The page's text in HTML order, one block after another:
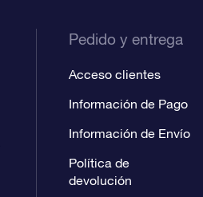
Pedido y entrega
Acceso clientes
Información de Pago
Información de Envío
Política de
devolución